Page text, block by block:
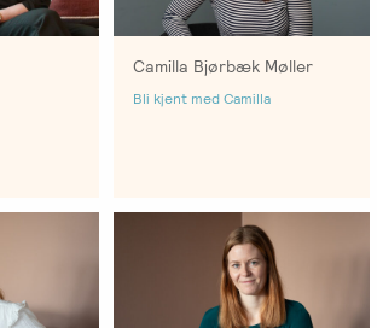
Camilla Bjørbæk Møller
Bli kjent med Camilla